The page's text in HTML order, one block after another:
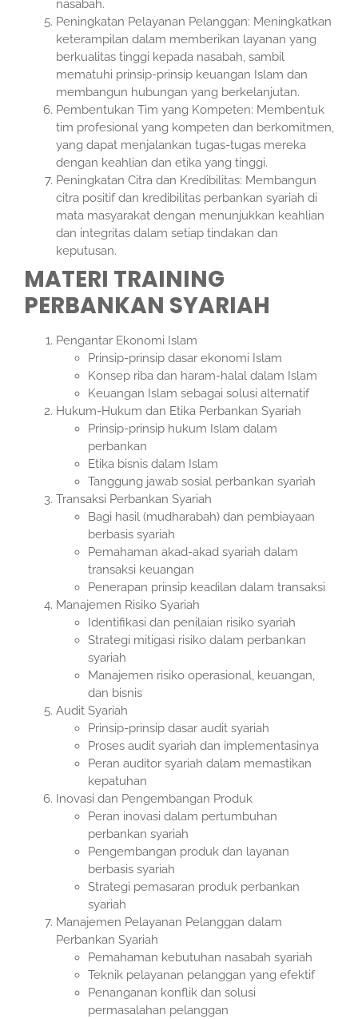
nasabah.
Peningkatan Pelayanan Pelanggan: Meningkatkan
keterampilan dalam memberikan layanan yang
berkualitas tinggi kepada nasabah, sambil
mematuhi prinsip-prinsip keuangan Islam dan
membangun hubungan yang berkelanjutan.
Pembentukan Tim yang Kompeten: Membentuk
tim profesional yang kompeten dan berkomitmen,
yang dapat menjalankan tugas-tugas mereka
dengan keahlian dan etika yang tinggi.
Peningkatan Citra dan Kredibilitas: Membangun
citra positif dan kredibilitas perbankan syariah di
mata masyarakat dengan menunjukkan keahlian
dan integritas dalam setiap tindakan dan
keputusan.
MATERI TRAINING
PERBANKAN SYARIAH
Pengantar Ekonomi Islam
Prinsip-prinsip dasar ekonomi Islam
Konsep riba dan haram-halal dalam Islam
Keuangan Islam sebagai solusi alternatif
Hukum-Hukum dan Etika Perbankan Syariah
Prinsip-prinsip hukum Islam dalam
perbankan
Etika bisnis dalam Islam
Tanggung jawab sosial perbankan syariah
Transaksi Perbankan Syariah
Bagi hasil (mudharabah) dan pembiayaan
berbasis syariah
Pemahaman akad-akad syariah dalam
transaksi keuangan
Penerapan prinsip keadilan dalam transaksi
Manajemen Risiko Syariah
Identifikasi dan penilaian risiko syariah
Strategi mitigasi risiko dalam perbankan
syariah
Manajemen risiko operasional, keuangan,
dan bisnis
Audit Syariah
Prinsip-prinsip dasar audit syariah
Proses audit syariah dan implementasinya
Peran auditor syariah dalam memastikan
kepatuhan
Inovasi dan Pengembangan Produk
Peran inovasi dalam pertumbuhan
perbankan syariah
Pengembangan produk dan layanan
berbasis syariah
Strategi pemasaran produk perbankan
syariah
Manajemen Pelayanan Pelanggan dalam
Perbankan Syariah
Pemahaman kebutuhan nasabah syariah
Teknik pelayanan pelanggan yang efektif
Penanganan konflik dan solusi
permasalahan pelanggan